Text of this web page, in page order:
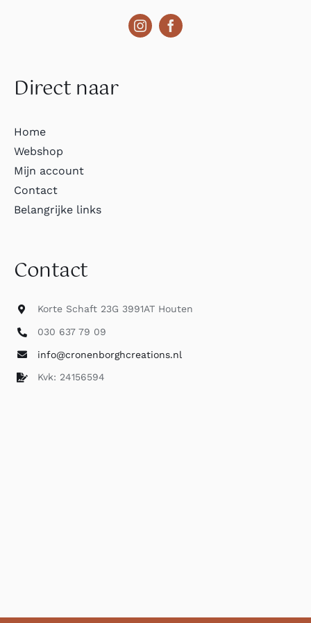
Direct naar
Home
Webshop
Mijn account
Contact
Belangrijke links
Contact
Korte Schaft 23G 3991AT Houten
030 637 79 09
info@cronenborghcreations.nl
Kvk: 24156594